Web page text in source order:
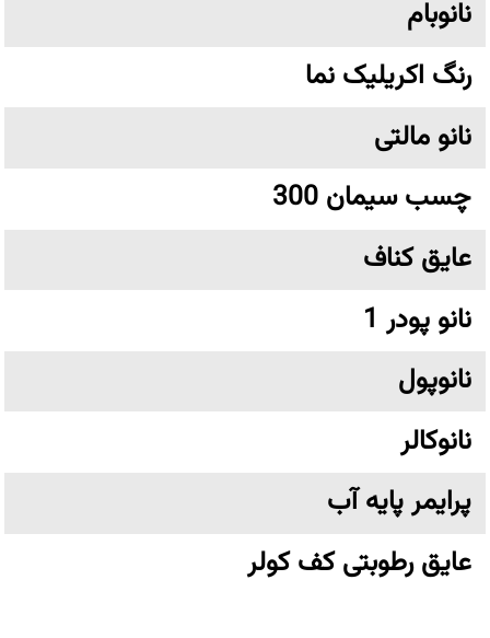
نانوبام
رنگ اکریلیک نما
نانو مالتی
چسب سیمان 300
عایق کناف
نانو پودر 1
نانوپول
نانوکالر
پرایمر پایه آب
عایق رطوبتی کف کولر